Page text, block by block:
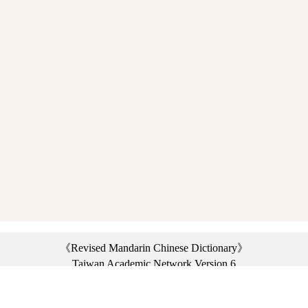
《Revised Mandarin Chinese Dictionary》
Taiwan Academic Network Version 6